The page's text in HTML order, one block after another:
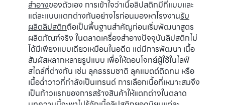
สำอางของตัวเอง การเข้าใจว่าเนื้อลิปสติกมีกี่แบบและ
แต่ละแบบแตกต่างกันอย่างไรก่อนมองหาโรงงานรับ
ผลิตลิปสติกถือเป็นพื้นฐานสำคัญก่อนเริ่มพัฒนาสูตร
ผลิตภัณฑ์จริง ในตลาดเครื่องสำอางปัจจุบันลิปสติกไม่
ได้มีเพียงแบบเดียวเหมือนในอดีต แต่มีการพัฒนา เนื้อ
สัมผัสหลากหลายรูปแบบ เพื่อให้ตอบโจทย์ผู้ใช้ในไลฟ์
สไตล์ที่ต่างกัน เช่น ลุคธรรมชาติ ลุคแมตต์ติดทน หรือ
เนื้อฉ่ำวาวที่กำลังเป็นเทรนด์ การเลือกเนื้อที่เหมาะสมจึง
เป็นก้าวแรกของการสร้างสินค้าให้แตกต่างในตลาด